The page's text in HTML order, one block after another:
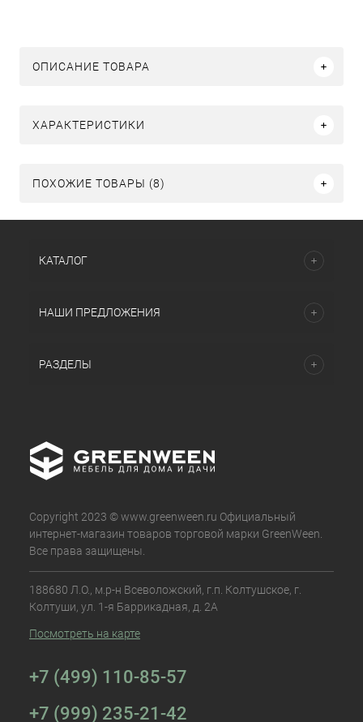
ОПИСАНИЕ ТОВАРА
ХАРАКТЕРИСТИКИ
ПОХОЖИЕ ТОВАРЫ (8)
КАТАЛОГ
НАШИ ПРЕДЛОЖЕНИЯ
РАЗДЕЛЫ
Copyright 2023 © www.greenween.ru Официальный
интернет-магазин товаров торговой марки GreenWeen.
Все права защищены.
188680 Л.О., м.р-н Всеволожский, г.п. Колтушское, г.
Колтуши, ул. 1-я Баррикадная, д. 2А
Посмотреть на карте
+7 (499) 110-85-57
+7 (999) 235-21-42